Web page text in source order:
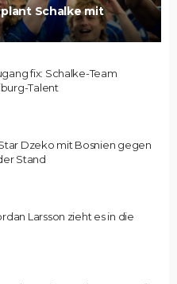
Schalke mit
fix: Schalke-Team
Talent
Dzeko mit Bosnien gegen
Stand
Larsson zieht es in die